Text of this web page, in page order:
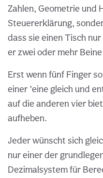
Zahlen, Geometrie und
Steuererklärung,
dass sie einen Tisch
er zwei oder mehr
Erst wenn fünf Finger
einer ’eine gleich und
auf die anderen vier
aufheben.
Jeder wünscht sich
nur einer der
Dezimalsystem für